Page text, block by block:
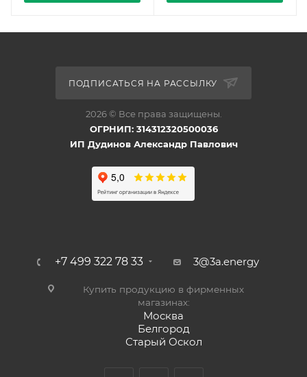
ПОДПИСАТЬСЯ НА РАССЫЛКУ
2026 © Все права защищены.
ОГРНИП: 314312320500036
ИП Дудинов Александр Павлович
+7 499 322 78 33 3@3a.energy
Купить продукцию в фирменных
магазинах:
Москва
Белгород
Старый Оскол